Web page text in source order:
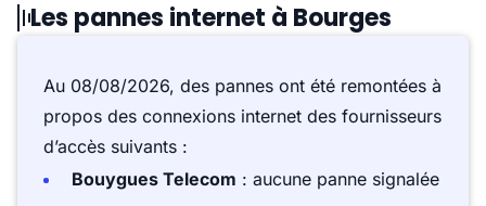
Les pannes internet à Bourges
Au 08/08/2026, des pannes ont été remontées à
propos des connexions internet des fournisseurs
d’accès suivants :
Bouygues Telecom : aucune panne signalée